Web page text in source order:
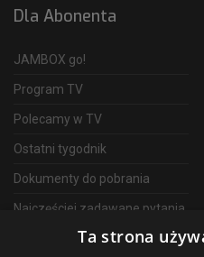
Dla Abonenta
JAMBOX go!
Program TV
Polecamy w TV
Ostatni tygodnik
Dokumenty do pobrania
Najczęściej zadawane pytania
Ta strona